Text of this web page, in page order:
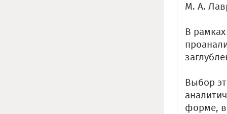
М. А.
В
Выбор
форме, в